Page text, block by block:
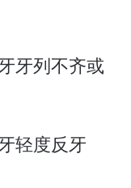
牙列不齐或
轻度反牙